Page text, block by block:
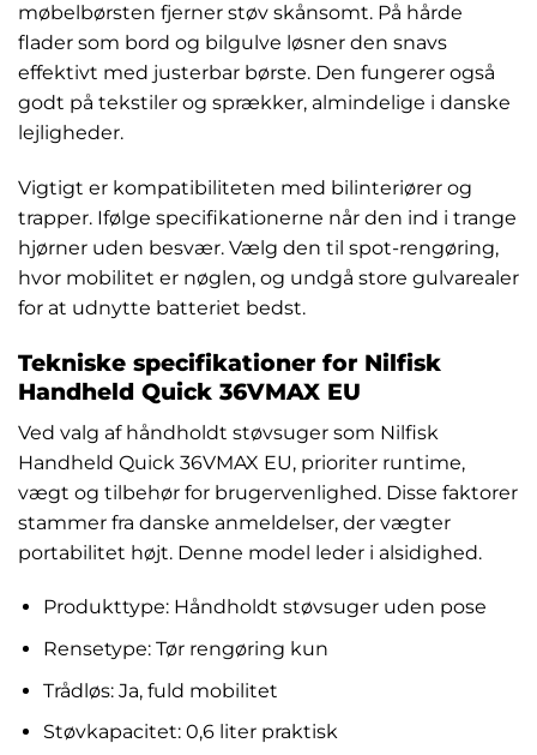
møbelbørsten fjerner støv skånsomt. På hårde
flader som bord og bilgulve løsner den snavs
effektivt med justerbar børste. Den fungerer også
godt på tekstiler og sprækker, almindelige i danske
lejligheder.
Vigtigt er kompatibiliteten med bilinteriører og
trapper. Ifølge specifikationerne når den ind i trange
hjørner uden besvær. Vælg den til spot-rengøring,
hvor mobilitet er nøglen, og undgå store gulvarealer
for at udnytte batteriet bedst.
Tekniske specifikationer for Nilfisk
Handheld Quick 36VMAX EU
Ved valg af håndholdt støvsuger som Nilfisk
Handheld Quick 36VMAX EU, prioriter runtime,
vægt og tilbehør for brugervenlighed. Disse faktorer
stammer fra danske anmeldelser, der vægter
portabilitet højt. Denne model leder i alsidighed.
Produkttype: Håndholdt støvsuger uden pose
Rensetype: Tør rengøring kun
Trådløs: Ja, fuld mobilitet
Støvkapacitet: 0,6 liter praktisk